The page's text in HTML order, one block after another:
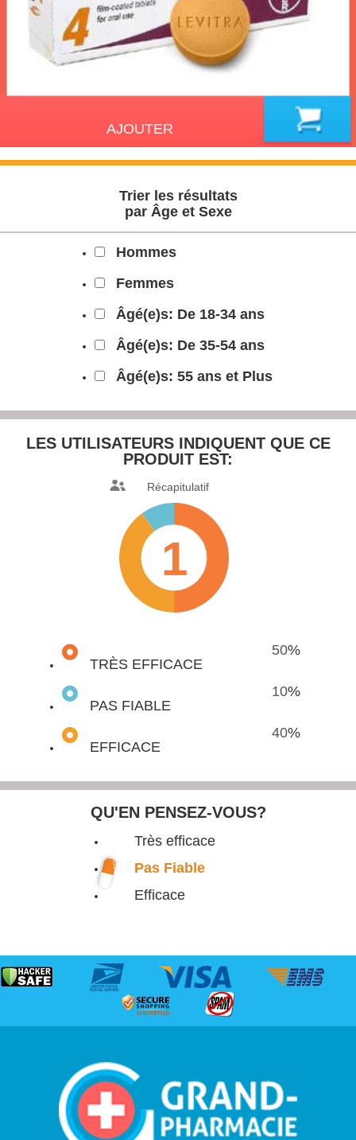
AJOUTER
Trier les résultats
par Âge et Sexe
Hommes
Femmes
Âgé(e)s: De 18-34 ans
Âgé(e)s: De 35-54 ans
Âgé(e)s: 55 ans et Plus
LES UTILISATEURS INDIQUENT QUE CE
PRODUIT EST:
Récapitulatif
1
TRÈS EFFICACE
50%
PAS FIABLE
10%
EFFICACE
40%
QU'EN PENSEZ-VOUS?
Très efficace
Pas Fiable
Efficace